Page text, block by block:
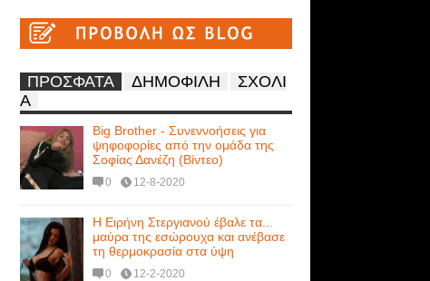
ΠΡΟΣΦΑΤΑ ΔΗΜΟΦΙΛΗ
ΣΧΟΛΙ
Α
Big Brother - Συνεννοήσεις για
ψηφοφορίες από την ομάδα της
Σοφίας Δανέζη (Βίντεο)
0 12-8-2020
Η Ειρήνη Στεργιανού έβαλε τα...
μαύρα της εσώρουχα και ανέβασε
τη θερμοκρασία στα ύψη
0 12-2-2020